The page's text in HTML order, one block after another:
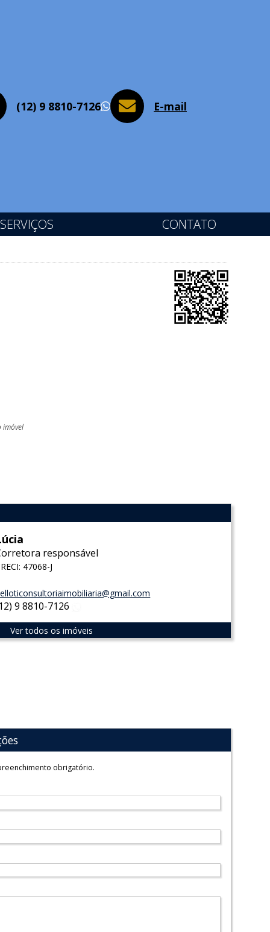
(12) 9 8810-7126 WhatsApp
E-mail
SERVIÇOS CONTATO
imóvel
responsável
47068-J
9 8810-7126
Ver todos os imóveis
obrigatório.